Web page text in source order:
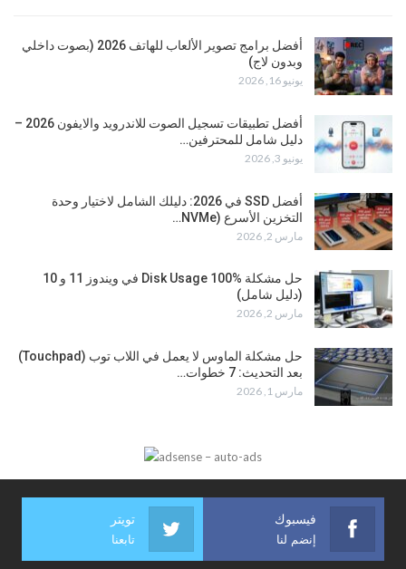
أفضل برامج تصوير الألعاب للهاتف 2026 (بصوت داخلي
وبدون لاج)
يونيو 16, 2026
أفضل تطبيقات تسجيل الصوت للاندرويد والايفون 2026 –
دليل شامل للمحترفين…
يونيو 3, 2026
أفضل SSD في 2026: دليلك الشامل لاختيار وحدة
التخزين الأسرع (NVMe…
مارس 2, 2026
حل مشكلة Disk Usage 100% في ويندوز 11 و 10
(دليل شامل)
مارس 2, 2026
حل مشكلة الماوس لا يعمل في اللاب توب (Touchpad)
بعد التحديث: 7 خطوات…
مارس 1, 2026
فيسبوك
إنضم لنا
تويتر
تابعنا